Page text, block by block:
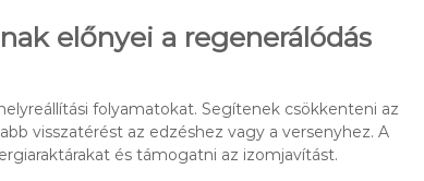
előnyei a regenerálódás
folyamatokat. Segítenek csökkenteni az
visszatérést az edzéshez vagy a versenyhez. A
és támogatni az izomjavítást.